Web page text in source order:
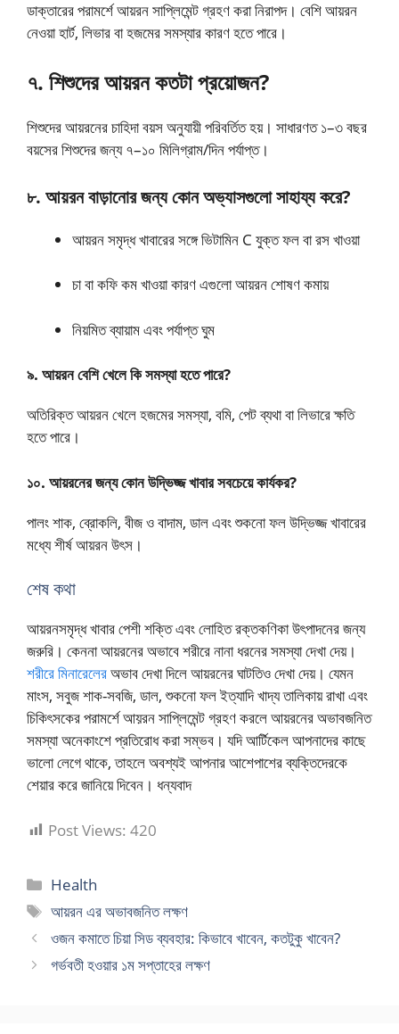
ডাক্তারের পরামর্শে আয়রন সাপ্লিমেন্ট গ্রহণ করা নিরাপদ। বেশি আয়রন
নেওয়া হার্ট, লিভার বা হজমের সমস্যার কারণ হতে পারে।
৭. শিশুদের আয়রন কতটা প্রয়োজন?
শিশুদের আয়রনের চাহিদা বয়স অনুযায়ী পরিবর্তিত হয়। সাধারণত ১–৩ বছর
বয়সের শিশুদের জন্য ৭–১০ মিলিগ্রাম/দিন পর্যাপ্ত।
৮. আয়রন বাড়ানোর জন্য কোন অভ্যাসগুলো সাহায্য করে?
আয়রন সমৃদ্ধ খাবারের সঙ্গে ভিটামিন C যুক্ত ফল বা রস খাওয়া
চা বা কফি কম খাওয়া কারণ এগুলো আয়রন শোষণ কমায়
নিয়মিত ব্যায়াম এবং পর্যাপ্ত ঘুম
৯. আয়রন বেশি খেলে কি সমস্যা হতে পারে?
অতিরিক্ত আয়রন খেলে হজমের সমস্যা, বমি, পেট ব্যথা বা লিভারে ক্ষতি
হতে পারে।
১০. আয়রনের জন্য কোন উদ্ভিজ্জ খাবার সবচেয়ে কার্যকর?
পালং শাক, ব্রোকলি, বীজ ও বাদাম, ডাল এবং শুকনো ফল উদ্ভিজ্জ খাবারের
মধ্যে শীর্ষ আয়রন উৎস।
শেষ কথা
আয়রনসমৃদ্ধ খাবার পেশী শক্তি এবং লোহিত রক্তকণিকা উৎপাদনের জন্য
জরুরি। কেননা আয়রনের অভাবে শরীরে নানা ধরনের সমস্যা দেখা দেয়।
শরীরে মিনারেলেরঅভাব দেখা দিলে আয়রনের ঘাটতিও দেখা দেয়। যেমন
মাংস, সবুজ শাক-সবজি, ডাল, শুকনো ফল ইত্যাদি খাদ্য তালিকায় রাখা এবং
চিকিৎসকের পরামর্শে আয়রন সাপ্লিমেন্ট গ্রহণ করলে আয়রনের অভাবজনিত
সমস্যা অনেকাংশে প্রতিরোধ করা সম্ভব। যদি আর্টিকেল আপনাদের কাছে
ভালো লেগে থাকে, তাহলে অবশ্যই আপনার আশেপাশের ব্যক্তিদেরকে
শেয়ার করে জানিয়ে দিবেন। ধন্যবাদ
Post Views: 420
Categories
Health
Tags
আয়রন এর অভাবজনিত লক্ষণ
ওজন কমাতে চিয়া সিড ব্যবহার: কিভাবে খাবেন, কতটুকু খাবেন?
গর্ভবতী হওয়ার ১ম সপ্তাহের লক্ষণ